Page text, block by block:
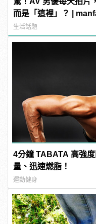
而是「這裡」？ |
型男
生活話題
4分鐘 TABATA 高強
量、迅速燃脂！
運動健身